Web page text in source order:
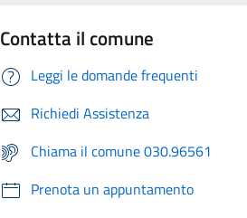
Contatta il comune
Leggi le domande frequenti
Richiedi Assistenza
Chiama il comune 030.96561
Prenota un appuntamento